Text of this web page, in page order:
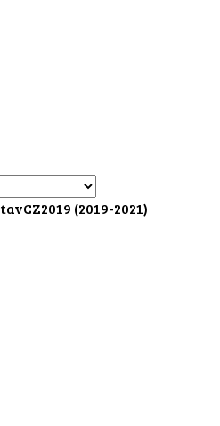
tavCZ2019 (2019-2021)